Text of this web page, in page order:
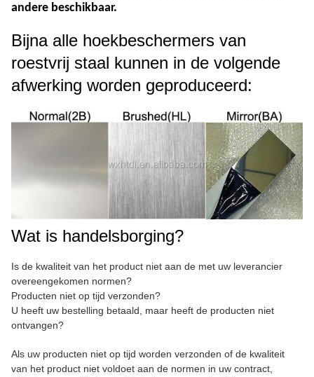
andere beschikbaar.
Bijna alle hoekbeschermers van
roestvrij staal kunnen in de volgende
afwerking worden geproduceerd:
Wat is handelsborging?
Is de kwaliteit van het product niet aan de met uw leverancier
overeengekomen normen?
Producten niet op tijd verzonden?
U heeft uw bestelling betaald, maar heeft de producten niet
ontvangen?
Als uw producten niet op tijd worden verzonden of de kwaliteit
van het product niet voldoet aan de normen in uw contract,